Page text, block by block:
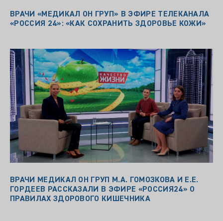
ВРАЧИ «МЕДИКАЛ ОН ГРУП» В ЭФИРЕ ТЕЛЕКАНАЛА
«РОССИЯ 24»: «КАК СОХРАНИТЬ ЗДОРОВЬЕ КОЖИ»
ВРАЧИ МЕДИКАЛ ОН ГРУП М.А. ГОМОЗКОВА И Е.Е.
ГОРДЕЕВ РАССКАЗАЛИ В ЭФИРЕ «РОССИЯ24» О
ПРАВИЛАХ ЗДОРОВОГО КИШЕЧНИКА